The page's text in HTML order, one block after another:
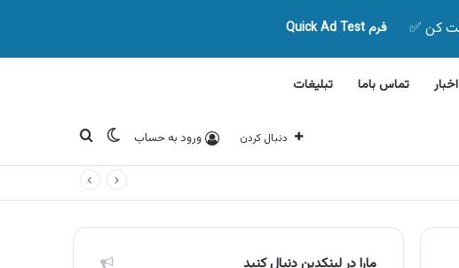
فرم Quick Ad Test
اخبار تماس باما تبلیغات
دنبال کردن ورود به حساب تغییر پوسته
جستجو برای